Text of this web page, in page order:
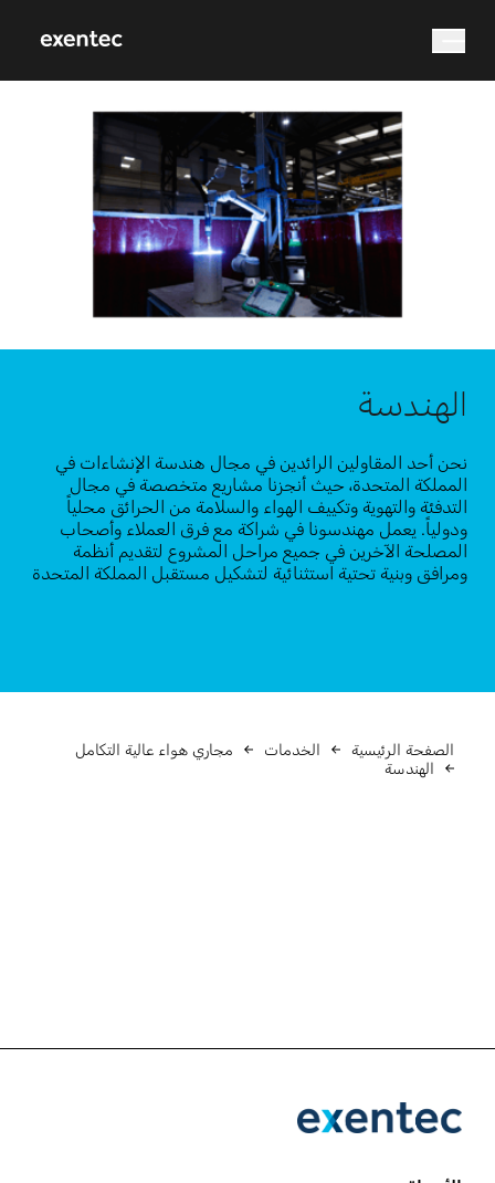
Search
الهندسة
نحن أحد المقاولين الرائدين في مجال هندسة الإنشاءات في
المملكة المتحدة، حيث أنجزنا مشاريع متخصصة في مجال
التدفئة والتهوية وتكييف الهواء والسلامة من الحرائق محلياً
ودولياً. يعمل مهندسونا في شراكة مع فرق العملاء وأصحاب
المصلحة الآخرين في جميع مراحل المشروع لتقديم أنظمة
ومرافق وبنية تحتية استثنائية لتشكيل مستقبل المملكة المتحدة
الصفحة الرئيسية الخدمات
مجاري هواء عالية التكامل
الهندسة